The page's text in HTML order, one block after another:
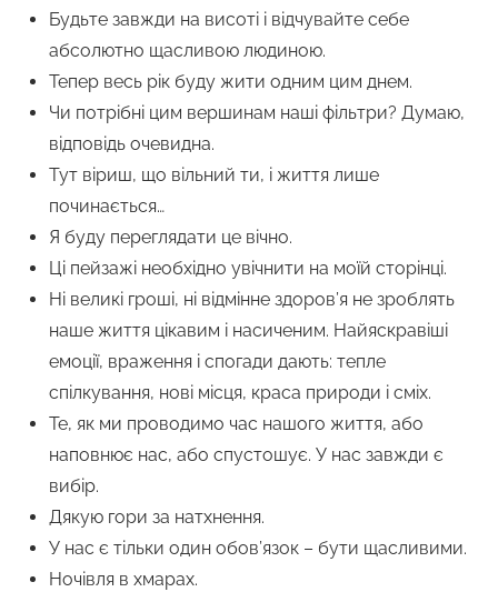
Будьте завжди на висоті і відчувайте себе
абсолютно щасливою людиною.
Тепер весь рік буду жити одним цим днем.
Чи потрібні цим вершинам наші фільтри? Думаю,
відповідь очевидна.
Тут віриш, що вільний ти, і життя лише
починається…
Я буду переглядати це вічно.
Ці пейзажі необхідно увічнити на моїй сторінці.
Ні великі гроші, ні відмінне здоров’я не зроблять
наше життя цікавим і насиченим. Найяскравіші
емоції, враження і спогади дають: тепле
спілкування, нові місця, краса природи і сміх.
Те, як ми проводимо час нашого життя, або
наповнює нас, або спустошує. У нас завжди є
вибір.
Дякую гори за натхнення.
У нас є тільки один обов’язок – бути щасливими.
Ночівля в хмарах.